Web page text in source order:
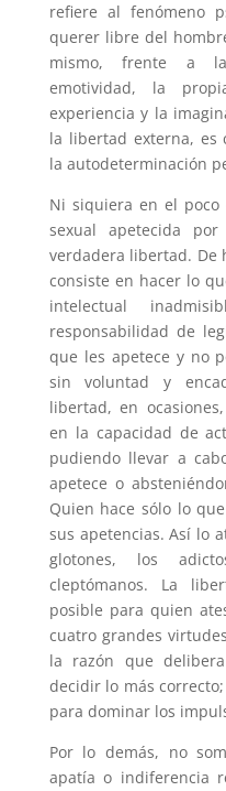
refiere al fenómeno
querer libre del
mismo, frente a
emotividad, la
experiencia y la
la libertad externa, es
la autodeterminación
Ni siquiera en el poco
sexual apetecida
verdadera libertad. De
consiste en hacer lo
intelectual
responsabilidad de
que les apetece y no
sin voluntad y
libertad, en
en la capacidad de
pudiendo llevar a
apetece o
Quien hace sólo lo
sus apetencias. Así lo
glotones, los
cleptómanos. La
posible para quien
cuatro grandes
la razón que
decidir lo más
para dominar los
Por lo demás, no
apatía o indiferencia